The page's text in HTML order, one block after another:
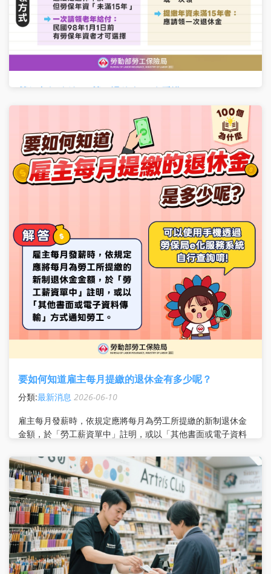
勞保老年給付 vs 勞工退休金 一次看懂
分類:最新消息 2026-06-16
勞保老年給付 vs 勞工退休金 一次看懂！ 許多勞工朋友常把
「勞保老年給付」和「勞工退休金」搞混 其實兩者性質、對
象、來源及請領方式都不一樣喔！ 勞保老年給付（社會保險）
來源
要如何知道雇主每月提繳的退休金有多少呢？
分類:最新消息 2026-06-10
雇主每月發薪時，依規定應將每月為勞工所提繳的新制退休金
金額，於「勞工薪資單中」註明，或以「其他書面或電子資料
繳金額也要一併註明喔! 除了